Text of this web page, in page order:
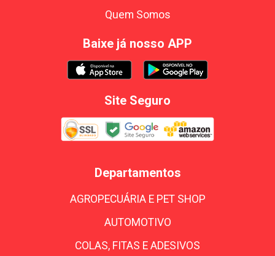
Quem Somos
Baixe já nosso APP
Site Seguro
Departamentos
AGROPECUÁRIA E PET SHOP
AUTOMOTIVO
COLAS, FITAS E ADESIVOS